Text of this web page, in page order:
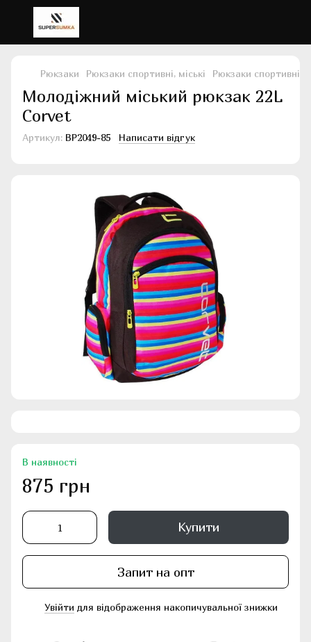
Рюкзаки Рюкзаки спортивні, міські Рюкзаки спортивні,
Молодіжний міський рюкзак 22L
Corvet
Артикул: BP2049-85 Написати відгук
В наявності
875 грн
Купити
Запит на опт
Увійти для відображення накопичувальної знижки